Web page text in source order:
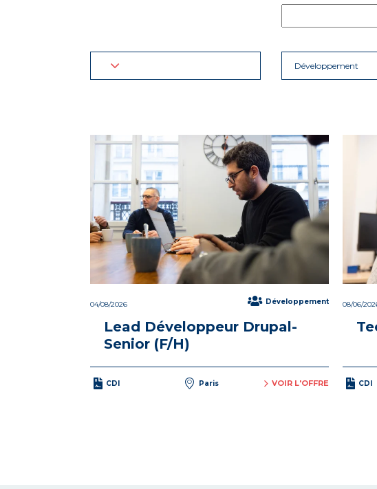
Développement
04/08/2026 Développement
Lead Développeur Drupal-
Senior (F/H)
CDI Paris VOIR L'OFFRE
08/06/
CDI